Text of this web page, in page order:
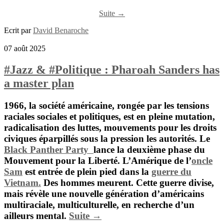
Suite →
Ecrit parDavid Benaroche
07 août 2025
#Jazz & #Politique : Pharoah Sanders has
a master plan
1966, la société américaine, rongée par les tensions
raciales sociales et politiques, est en pleine mutation,
radicalisation des luttes, mouvements pour les droits
civiques éparpillés sous la pression les autorités. Le
Black Panther Party lance la deuxième phase du
Mouvement pour la Liberté. L’Amérique de l’oncle
Sam est entrée de plein pied dans la guerre du
Vietnam. Des hommes meurent. Cette guerre divise,
mais révèle une nouvelle génération d’américains
multiraciale, multiculturelle, en recherche d’un
ailleurs mental. Suite →